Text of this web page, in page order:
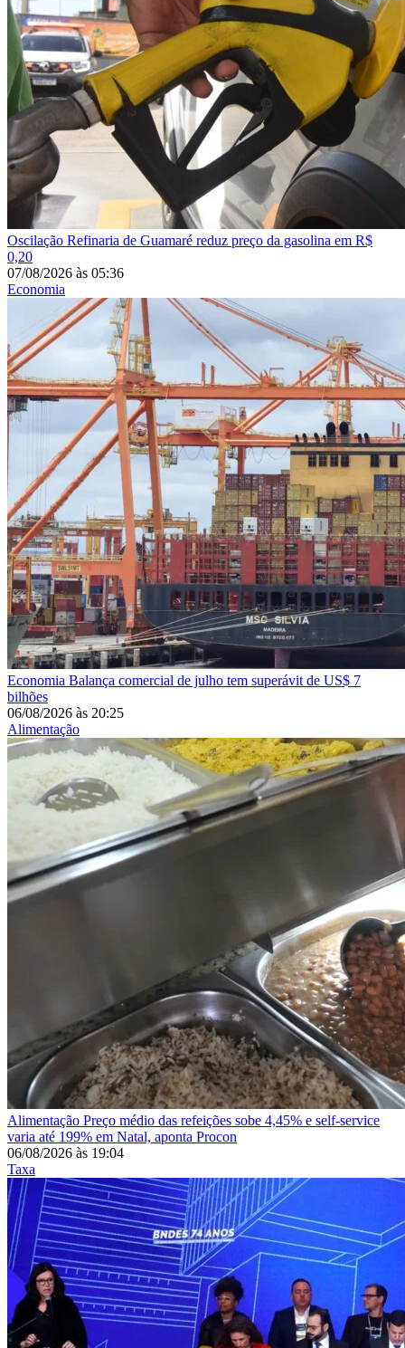
Oscilação Refinaria de Guamaré reduz preço da gasolina em R$
0,20
07/08/2026 às 05:36
Economia
Economia Balança comercial de julho tem superávit de US$ 7
bilhões
06/08/2026 às 20:25
Alimentação
Alimentação Preço médio das refeições sobe 4,45% e self-service
varia até 199% em Natal, aponta Procon
06/08/2026 às 19:04
Taxa